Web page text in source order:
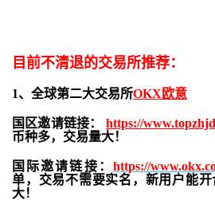
目前不清退的交易所推荐：
1、全球第二大交易所OKX欧意
国区邀请链接： https://
币种多，交易量大！
国际邀请链接： https://
单，交易不需要实名，新用户能开
大！